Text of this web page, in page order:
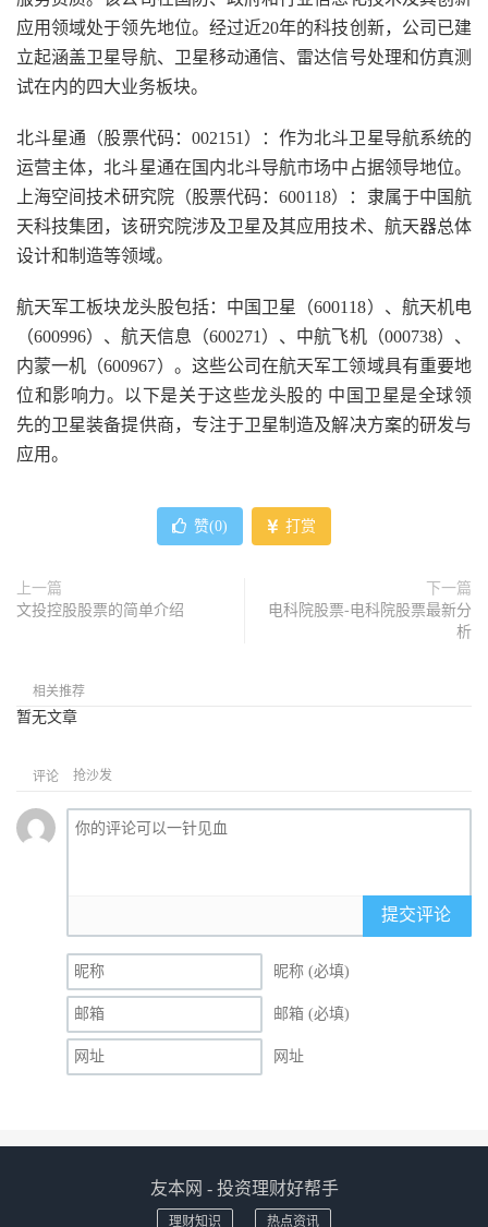
应用领域处于领先地位。经过近20年的科技创新，公司已建
立起涵盖卫星导航、卫星移动通信、雷达信号处理和仿真测
试在内的四大业务板块。
北斗星通（股票代码：002151）：作为北斗卫星导航系统的
运营主体，北斗星通在国内北斗导航市场中占据领导地位。
上海空间技术研究院（股票代码：600118）：隶属于中国航
天科技集团，该研究院涉及卫星及其应用技术、航天器总体
设计和制造等领域。
航天军工板块龙头股包括：中国卫星（600118）、航天机电
（600996）、航天信息（600271）、中航飞机（000738）、
内蒙一机（600967）。这些公司在航天军工领域具有重要地
位和影响力。以下是关于这些龙头股的 中国卫星是全球领
先的卫星装备提供商，专注于卫星制造及解决方案的研发与
应用。
赞(0) 打赏
上一篇
文投控股股票的简单介绍
下一篇
电科院股票-电科院股票最新分
析
相关推荐
暂无文章
评论 抢沙发
提交评论
昵称 (必填)
邮箱 (必填)
网址
友本网 - 投资理财好帮手
理财知识 热点资讯